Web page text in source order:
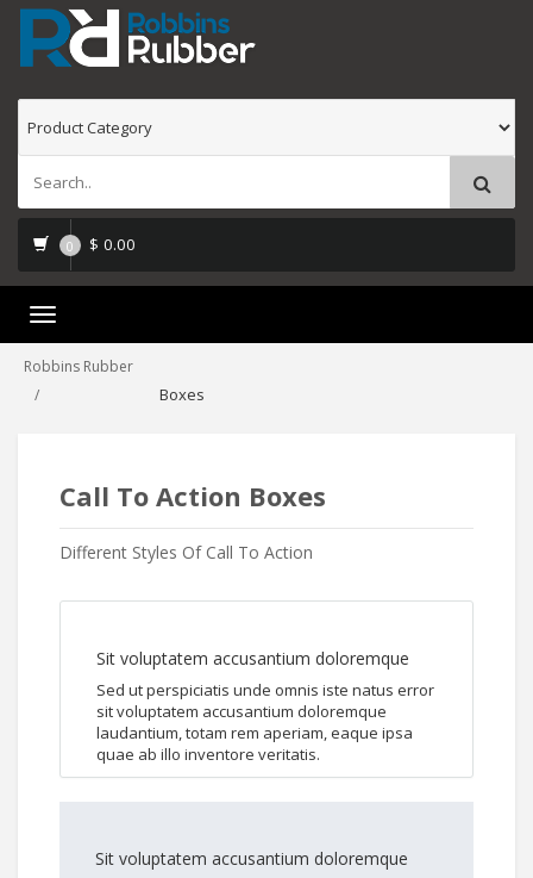
0 $ 0.00
Toggle
Robbins Rubber
Boxes
Call To Action Boxes
Different Styles Of Call To Action
Sit voluptatem accusantium doloremque
Sed ut perspiciatis unde omnis iste natus error
sit voluptatem accusantium doloremque
laudantium, totam rem aperiam, eaque ipsa
quae ab illo inventore veritatis.
Sit voluptatem accusantium doloremque